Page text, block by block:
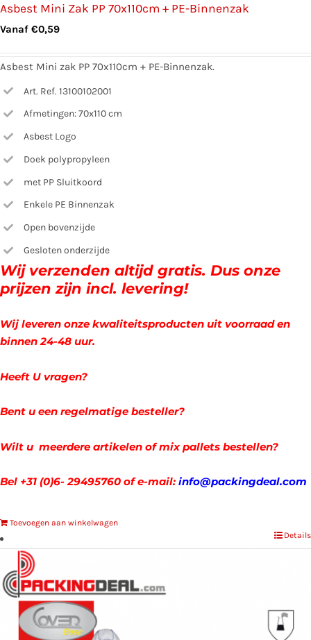
Asbest Mini Zak PP 70x110cm + PE-Binnenzak
Vanaf €0,59
Asbest Mini zak PP 70x110cm + PE-Binnenzak.
Art. Ref. 13100102001
Afmetingen: 70x110 cm
Asbest Logo
Doek polypropyleen
met PP Sluitkoord
Enkele PE Binnenzak
Open bovenzijde
Gesloten onderzijde
Wij verzenden altijd gratis. Dus onze
prijzen zijn incl. levering!
Wij leveren onze kwaliteitsproducten uit voorraad en
binnen 24-48 uur.
Heeft U vragen?
Bent u een regelmatige besteller?
Wilt u meerdere artikelen of mix pallets bestellen?
Bel +31 (0)6- 29495760 of e-mail: info@packingdeal.com
Toevoegen aan winkelwagen
Details